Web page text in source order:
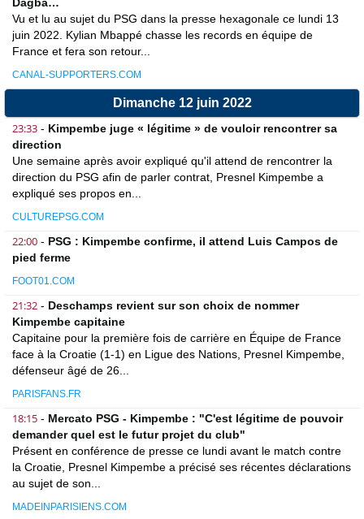
Vu et lu au sujet du PSG dans la presse hexagonale ce lundi 13
juin 2022. Kylian Mbappé chasse les records en équipe de
France et fera son retour...
CANAL-SUPPORTERS.COM
Dimanche 12 juin 2022
23:33 - Kimpembe juge « légitime » de vouloir rencontrer sa
direction
Une semaine après avoir expliqué qu'il attend de rencontrer la
direction du PSG afin de parler contrat, Presnel Kimpembe a
expliqué ses propos en...
CULTUREPSG.COM
22:00 - PSG : Kimpembe confirme, il attend Luis Campos de
pied ferme
FOOT01.COM
21:32 - Deschamps revient sur son choix de nommer
Kimpembe capitaine
Capitaine pour la première fois de carrière en Équipe de France
face à la Croatie (1-1) en Ligue des Nations, Presnel Kimpembe,
défenseur âgé de 26...
PARISFANS.FR
18:15 - Mercato PSG - Kimpembe : "C'est légitime de pouvoir
demander quel est le futur projet du club"
Présent en conférence de presse ce lundi avant le match contre
la Croatie, Presnel Kimpembe a précisé ses récentes déclarations
au sujet de son...
MADEINPARISIENS.COM